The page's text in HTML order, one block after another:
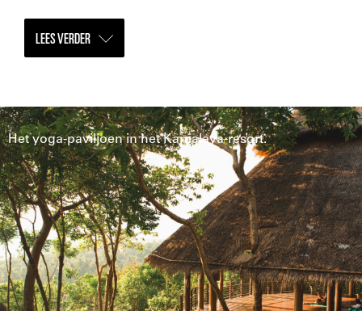
LEES VERDER
Het yoga-paviljoen in het Kamalaya-resort.